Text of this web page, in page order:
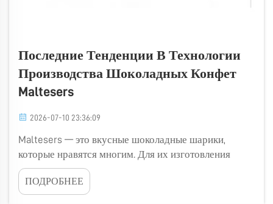
Последние Тенденции В Технологии
Производства Шоколадных Конфет
Maltesers
2026-07-10 23:36:09
Maltesers — это вкусные шоколадные шарики,
которые нравятся многим. Для их изготовления
требуются специальные машины, которые идеально
покрывают солод шоколадом. В компании Golden
Orient Machinery мы постоянно стремимся найти
ПОДРОБНЕЕ